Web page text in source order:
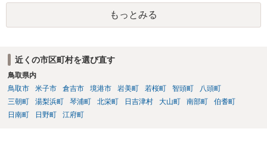
もっとみる
近くの市区町村を選び直す
鳥取県内
鳥取市
米子市 倉吉市 境港市 岩美町 若桜町 智頭町
八頭町
三朝町
湯梨浜町 琴浦町 北栄町 日吉津村 大山町 南部町
伯耆町
日南町
日野町 江府町